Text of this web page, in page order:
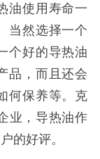
油使用寿命一
当然选择一个
个好的导热油
品，而且还会
何保养等。克
业，导热油作
的好评。